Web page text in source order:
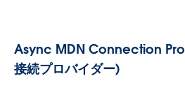
Async MDN Connection
接続プロバイダー)